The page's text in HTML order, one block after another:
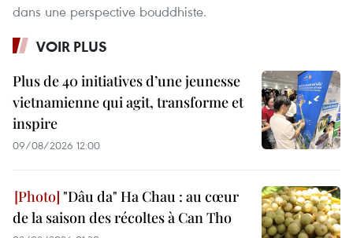
dans une perspective bouddhiste.
VOIR PLUS
Plus de 40 initiatives d’une jeunesse
vietnamienne qui agit, transforme et
inspire
09/08/2026 12:00
"Dâu da" Ha Chau : au cœur
de la saison des récoltes à Can Tho